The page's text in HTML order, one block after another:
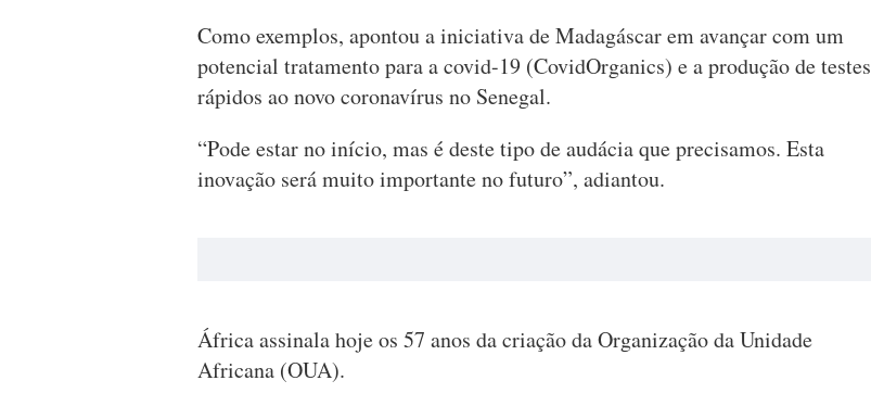
Como exemplos, apontou a iniciativa de Madagáscar em avançar com um
potencial tratamento para a covid-19 (CovidOrganics) e a produção de testes
rápidos ao novo coronavírus no Senegal.
“Pode estar no início, mas é deste tipo de audácia que precisamos. Esta
inovação será muito importante no futuro”, adiantou.
África assinala hoje os 57 anos da criação da Organização da Unidade
Africana (OUA).